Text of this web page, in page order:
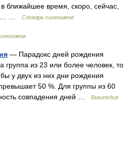
ближайшее время, скоро, сейчас,
…
Словарь синонимов
— Парадокс дней рождения
группа из 23 или более человек, то
бы у двух из них дни рождения
50 %. Для группы из 60
совпадения дней …
Википедия